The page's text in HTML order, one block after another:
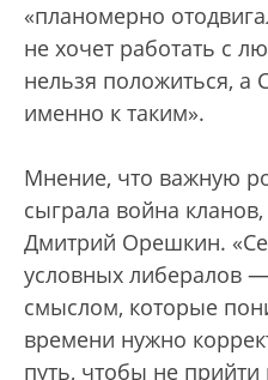
«планомерно
не хочет работать с
нельзя положиться, а
именно к таким».
Мнение, что важную
сыграла война
Дмитрий Орешкин.
условных либералов
смыслом, которые
времени нужно
путь, чтобы не